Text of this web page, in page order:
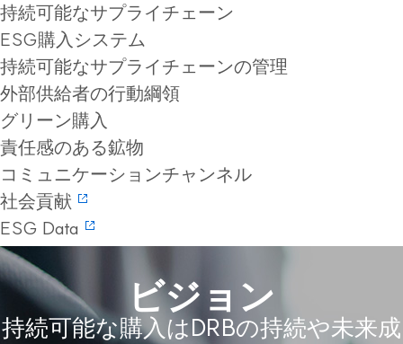
持続可能なサプライチェーン
ESG購入システム
持続可能なサプライチェーンの管理
外部供給者の行動綱領
グリーン購入
責任感のある鉱物
コミュニケーションチャンネル
社会貢献
ESG Data
ビジョン
持続可能な購入はDRBの持続や未来成